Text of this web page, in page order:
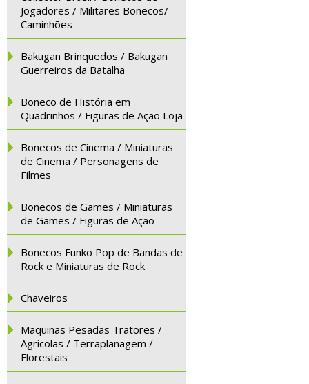
Jogadores / Militares Bonecos/
Caminhões
Bakugan Brinquedos / Bakugan
Guerreiros da Batalha
Boneco de História em
Quadrinhos / Figuras de Ação Loja
Bonecos de Cinema / Miniaturas
de Cinema / Personagens de
Filmes
Bonecos de Games / Miniaturas
de Games / Figuras de Ação
Bonecos Funko Pop de Bandas de
Rock e Miniaturas de Rock
Chaveiros
Maquinas Pesadas Tratores /
Agricolas / Terraplanagem /
Florestais